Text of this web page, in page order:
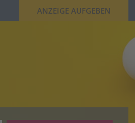
ANZEIGE AUFGEBEN